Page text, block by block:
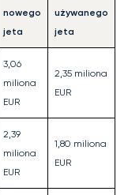
nowego
jeta
używanego
jeta
3,06
miliona
EUR
2,35 miliona
EUR
2,39
miliona
EUR
1,80 miliona
EUR